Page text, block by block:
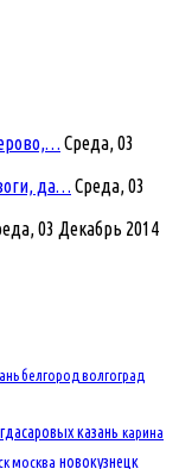
Среда, 03
да… Среда, 03
03 Декабрь 2014
белгород волгоград
казань карина
москва новокузнецк